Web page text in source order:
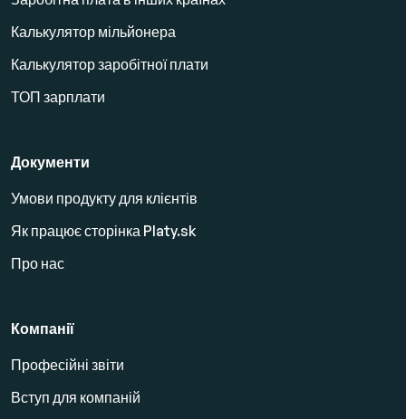
Калькулятор мільйонера
Калькулятор заробітної плати
ТОП зарплати
Документи
Умови продукту для клієнтів
Як працює сторінка Platy.sk
Про нас
Компанії
Професійні звіти
Вступ для компаній